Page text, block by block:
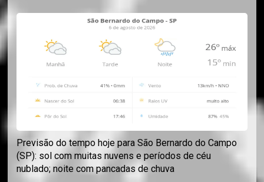
Previsão do tempo hoje para São Bernardo do Campo
(SP): sol com muitas nuvens e períodos de céu
nublado; noite com pancadas de chuva